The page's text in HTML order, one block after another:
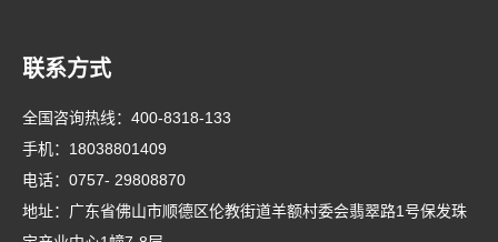
联系方式
全国咨询热线： 400-8318-133
手机： 18038801409
电话： 0757- 29808870
地址：广东省佛山市顺德区伦教街道羊额村委会翡翠路1号保发珠